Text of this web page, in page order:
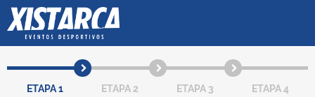
ETAPA 1 ETAPA 2 ETAPA 3 ETAPA 4